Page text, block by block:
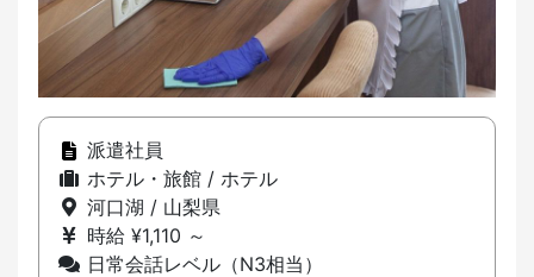
派遣社員
ホテル・旅館 / ホテル
河口湖 / 山梨県
時給 ¥1,110 ～
日常会話レベル（N3相当）